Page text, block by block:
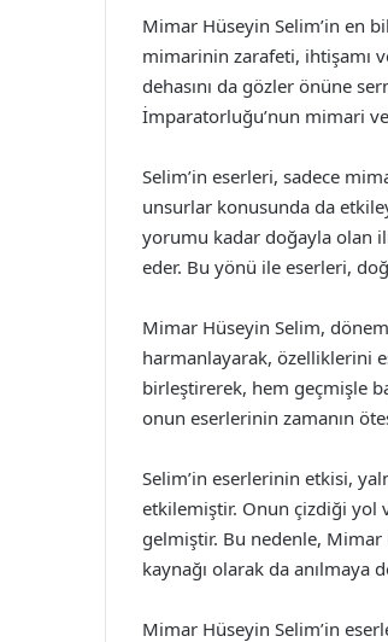
Mimar Hüseyin Selim’in en
mimarinin zarafeti, ihtişamı
dehasını da gözler önüne
İmparatorluğu’nun mimari
Selim’in eserleri, sadece
unsurlar konusunda da
yorumu kadar doğayla olan
eder. Bu yönü ile eserleri,
Mimar Hüseyin Selim,
harmanlayarak, özelliklerini
birleştirerek, hem geçmişle
onun eserlerinin zamanın
Selim’in eserlerinin etkisi,
etkilemiştir. Onun çizdiği yol
gelmiştir. Bu nedenle,
kaynağı olarak da anılmaya
Mimar Hüseyin Selim’in